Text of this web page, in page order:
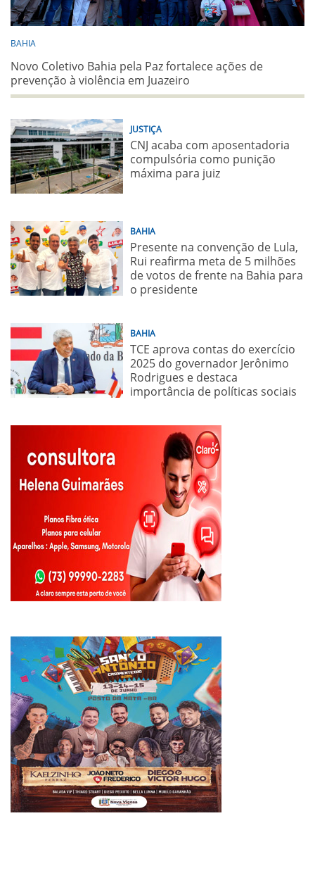
BAHIA
Novo Coletivo Bahia pela Paz fortalece ações de
prevenção à violência em Juazeiro
JUSTIÇA
CNJ acaba com aposentadoria
compulsória como punição
máxima para juiz
BAHIA
Presente na convenção de Lula,
Rui reafirma meta de 5 milhões
de votos de frente na Bahia para
o presidente
BAHIA
TCE aprova contas do exercício
2025 do governador Jerônimo
Rodrigues e destaca
importância de políticas sociais